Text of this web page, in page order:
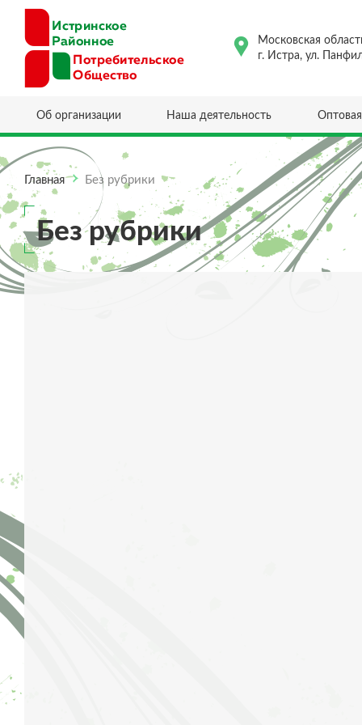
Московская
г. Истра, ул.
Об организации Наша деятельность
Главная Без рубрики
Без рубрики